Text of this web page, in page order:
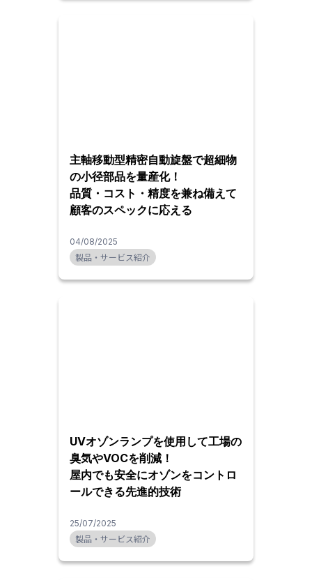
主軸移動型精密自動旋盤で超細物
の小径部品を量産化！
品質・コスト・精度を兼ね備えて
顧客のスペックに応える
04/08/2025
製品・サービス紹介
UVオゾンランプを使用して工場の
臭気やVOCを削減！
屋内でも安全にオゾンをコントロ
ールできる先進的技術
25/07/2025
製品・サービス紹介